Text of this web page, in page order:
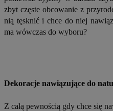
zbyt częste obcowanie z
nią tęsknić i chce do niej
ma wówczas do wyboru?
Dekoracje nawiązujące do
Z całą pewnością gdy chce się